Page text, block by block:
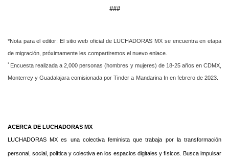
###
*Nota para el editor: El sitio web oficial de LUCHADORAS MX se encuentra en etapa
de migración, próximamente les compartiremos el nuevo enlace.
1
Encuesta realizada a 2,000 personas (hombres y mujeres) de 18-25 años en CDMX,
Monterrey y Guadalajara comisionada por Tinder a Mandarina In en febrero de 2023.
ACERCA DE LUCHADORAS MX
LUCHADORAS MX es una colectiva feminista que trabaja por la transformación
personal, social, política y colectiva en los espacios digitales y físicos. Busca impulsar